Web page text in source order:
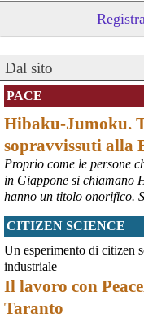
Vito Totire, portavoce
#migranti #lavoratori #
@peacelink - 6/8/2026
askanews.it/2026/08/05/
“Dal confronto con tutti gli
per Taranto”, avrebbe
#Taranto #
Dal sito
PACE
Hibaku-Jumoku.
sopravvissuti alla
Proprio come le persone
in Giappone si chiamano
hanno un titolo onorifico.
CITIZEN SCIENCE
Un esperimento di citizen
industriale
Il lavoro con
Taranto